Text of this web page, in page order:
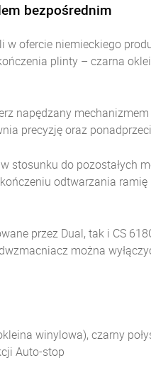
bezpośrednim
w ofercie niemieckiego
plinty – czarna
napędzany
precyzję oraz
stosunku do
odtwarzania
przez Dual, tak i CS
można
winylowa), czarny
Auto-stop